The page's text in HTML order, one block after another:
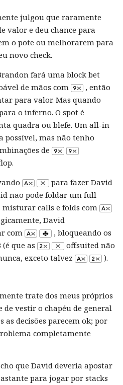
julgou que raramente
valor e deu chance para
o pote ou melhorarem para
novo check.
fará uma block bet
de mãos com
, então
para valor. Mas quando
o inferno. O spot é
quadra ou blefe. Um all-in
possível, mas não tenho
de
para fazer David
não pode foldar um full
misturar calls e folds com
David
com
, bloqueando os
(é que as
offsuited não
exceto talvez
).
trate dos meus próprios
de vestir o chapéu de general
as decisões parecem ok; por
completamente
que David deveria apostar
para jogar por stacks